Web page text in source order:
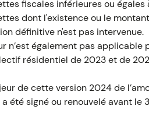
fiscales inférieures ou égales
dont l'existence ou le
définitive n'est pas intervenue.
n’est également pas
résidentiel de 2023 et de
de cette version 2024 de
été signé ou renouvelé avant